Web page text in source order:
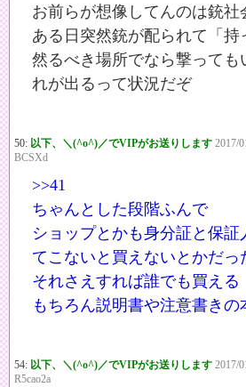
お前らが想像してんのは銃社
ある日突然銃が配られて「持
然るべき場所でなら撃っても
れが出るって状況だぞ
50: 以下、＼(^o^)／でVIPがお送りします 2017/
BCSXd
>>41
ちゃんとした段階ふんで
ショップとかも身分証と保
てこないと買えないとかだっ
それさえすれば誰でも買える
もちろん説明書や注意書きの
54: 以下、＼(^o^)／でVIPがお送りします 2017/
R5cao2a